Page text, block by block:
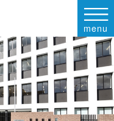
menu